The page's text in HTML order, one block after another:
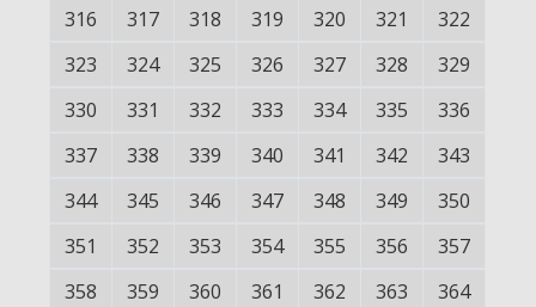
316
317 318 319 320 321
322
323
324 325 326 327 328
329
330
331 332 333 334 335
336
337
338 339 340 341 342
343
344
345 346 347 348 349
350
351
352 353 354 355 356
357
358
359 360 361 362 363
364